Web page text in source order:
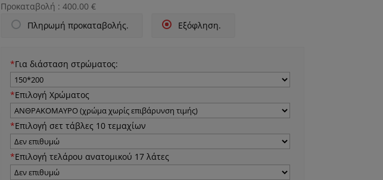
Προκαταβολή : 400.00 €
Εξόφληση.
Πληρωμή προκαταβολής.
*Για διάσταση στρώματος:
*Επιλογή Χρώματος
*Επιλογή σετ τάβλες 10 τεμαχίων
*Επιλογή τελάρου ανατομικού 17 λάτες